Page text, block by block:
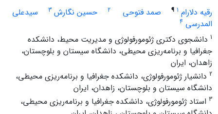
رقیه دلارام 1
¶ صمد فتوحی 2 حسین نگارش 3
سیدعلی
المدرسی 4
1 دانشجوی دکتری ژئومورفولوژی و مدیریت محیط، دانشکده
جغرافیا و برنامه‌ریزی محیطی، دانشگاه سیستان و بلوچستان،
زاهدان، ایران
2 دانشیار ژئومورفولوژی، دانشکده جغرافیا و برنامه‌ریزی محیطی،
دانشگاه سیستان و بلوچستان، زاهدان، ایران
3 استاد ژئومورفولوژی، دانشکده جغرافیا و برنامه‌ریزی محیطی،